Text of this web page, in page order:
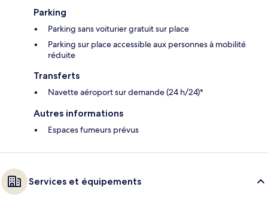
Parking
Parking sans voiturier gratuit sur place
Parking sur place accessible aux personnes à mobilité
réduite
Transferts
Navette aéroport sur demande (24 h/24)*
Autres informations
Espaces fumeurs prévus
Services et équipements